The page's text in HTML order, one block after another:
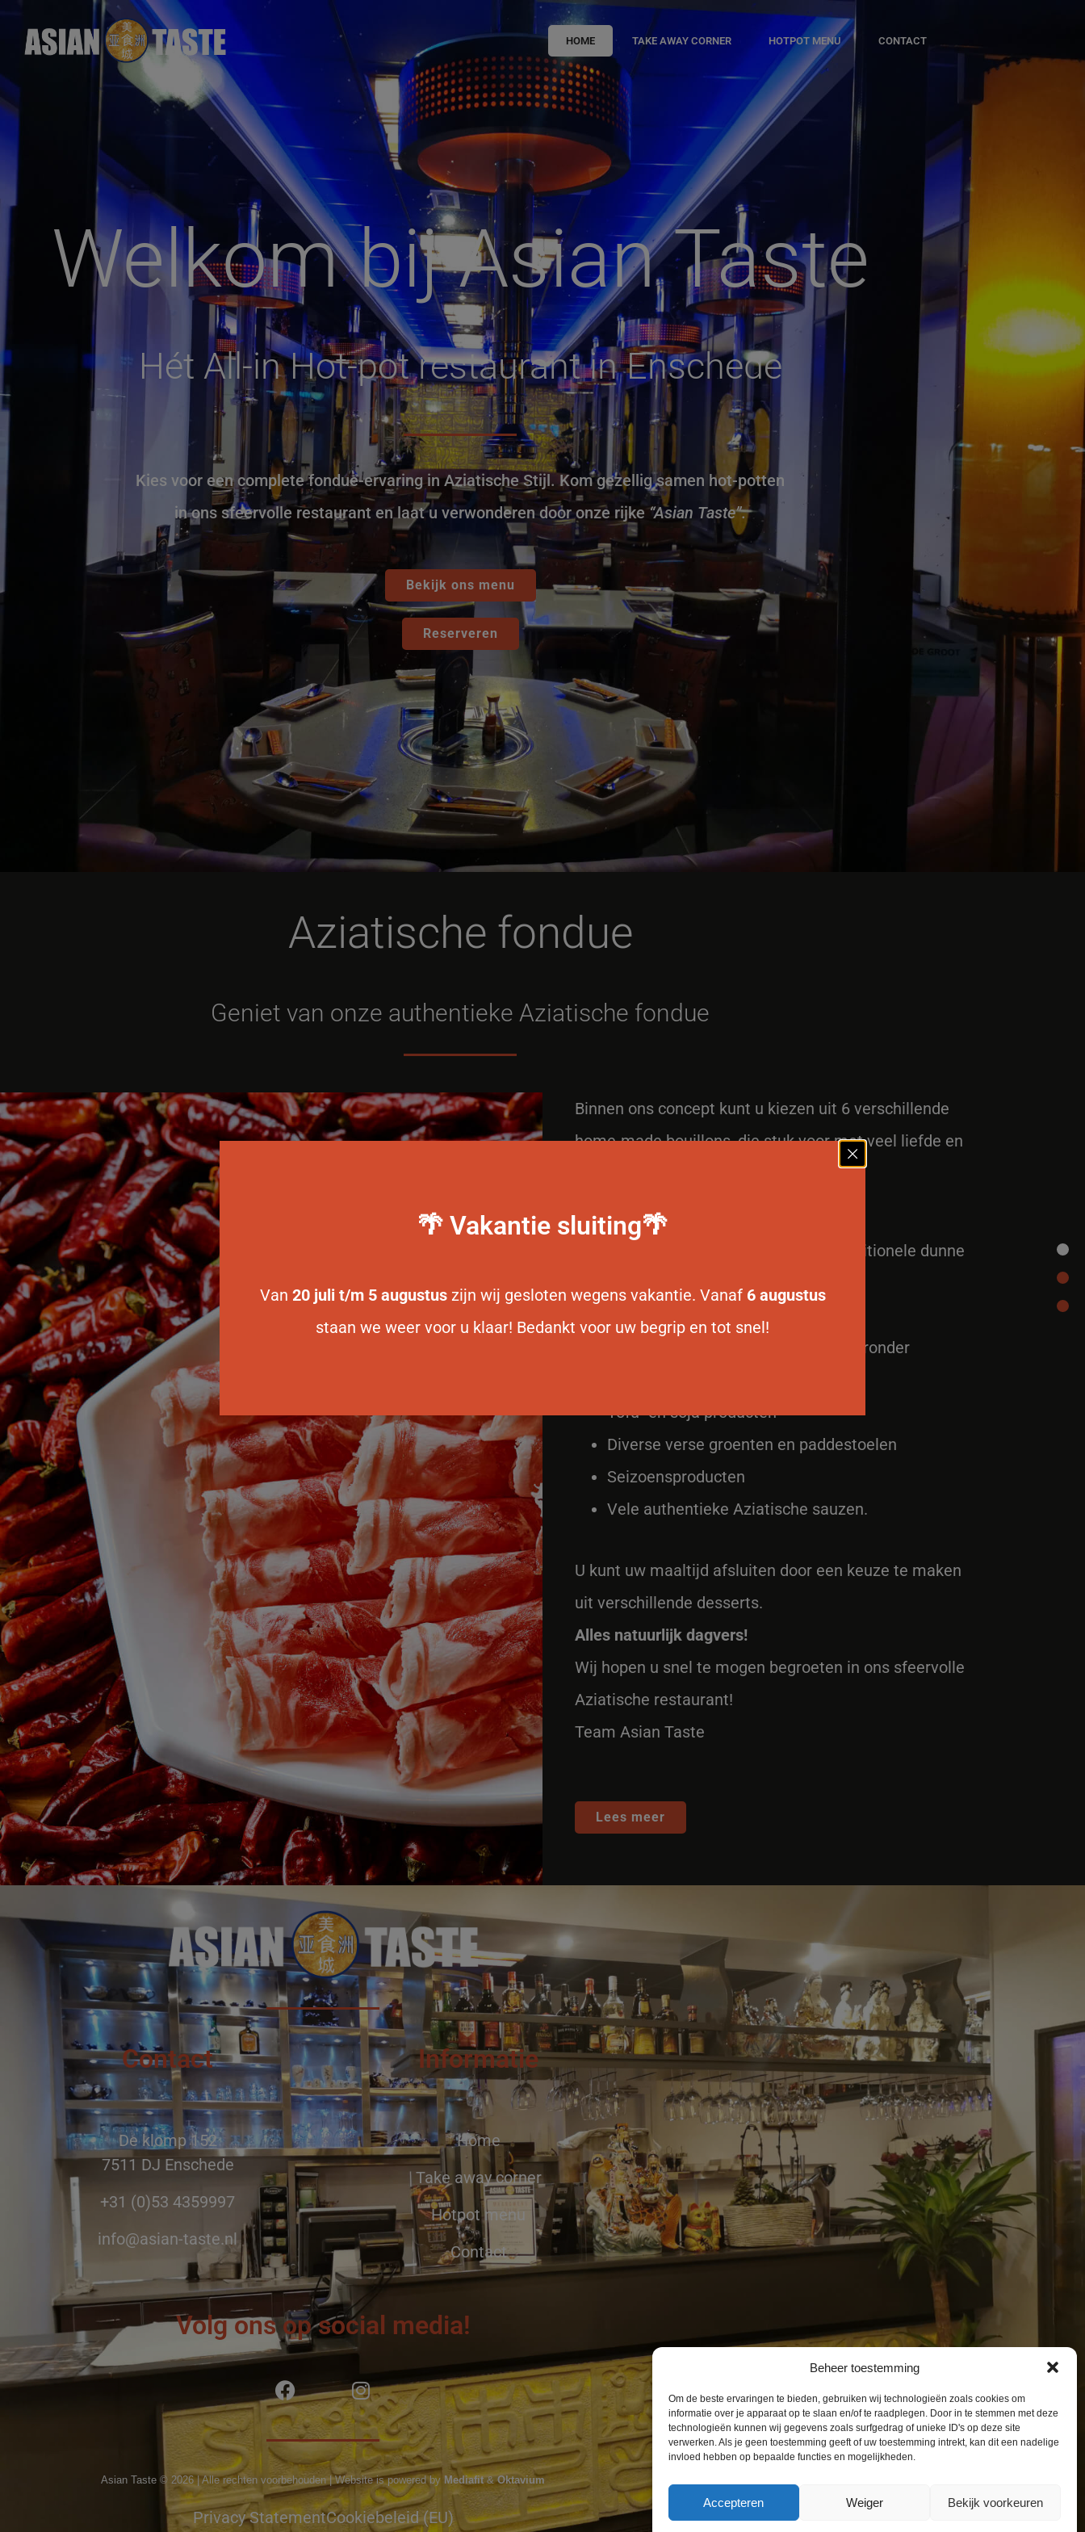
Beheer toestemming
Om de beste ervaringen te bieden, gebruiken wij technologieën zoals cookies om
informatie over je apparaat op te slaan en/of te raadplegen. Door in te stemmen met deze
technologieën kunnen wij gegevens zoals surfgedrag of unieke ID's op deze site
verwerken. Als je geen toestemming geeft of uw toestemming intrekt, kan dit een nadelige
invloed hebben op bepaalde functies en mogelijkheden.
Accepteren Weiger Bekijk voorkeuren
HOME TAKE AWAY CORNER HOTPOT MENU CONTACT
Welkom bij Asian Taste
Hét All-in Hot-pot restaurant in Enschede
Kies voor een complete fondue-ervaring in Aziatische Stijl. Kom gezellig samen hot-potten
in ons sfeervolle restaurant en laat u verwonderen door onze rijke“Asian Taste”.
Bekijk ons menu
Reserveren
Aziatische fondue
Geniet van onze authentieke Aziatische fondue
Binnen ons concept kunt u kiezen uit 6 verschillende
home-made bouillons, die stuk voor met veel liefde en
Verschillende vleessoorten. Op traditionele dunne
Uitgebreide keuze uit Seafood (waaronder
Tofu- en soja producten
Diverse verse groenten en paddestoelen
Seizoensproducten
Vele authentieke Aziatische sauzen.
U kunt uw maaltijd afsluiten door een keuze te maken
uit verschillende desserts.
Alles natuurlijk dagvers!
Wij hopen u snel te mogen begroeten in ons sfeervolle
Aziatische restaurant!
Team Asian Taste
Lees meer
Contact
De klomp 152
7511 DJ Enschede
+31 (0)53 4359997
info@asian-taste.nl
Informatie
Home
Take away corner
Hotpot menu
Contact
Volg ons op social media!
Asian Taste © 2026 | Alle rechten voorbehouden | Website is powered by Mediafit &Oktavium
Privacy StatementCookiebeleid (EU)
🌴 Vakantie sluiting🌴
Van 20 juli t/m 5 augustuszijn wij gesloten wegens vakantie. Vanaf 6 augustus
staan we weer voor u klaar! Bedankt voor uw begrip en tot snel!